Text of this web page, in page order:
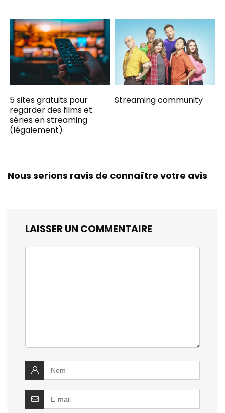
5 sites gratuits pour
regarder des films et
séries en streaming
(légalement)
Streaming community
Nous serions ravis de connaître votre avis
LAISSER UN COMMENTAIRE